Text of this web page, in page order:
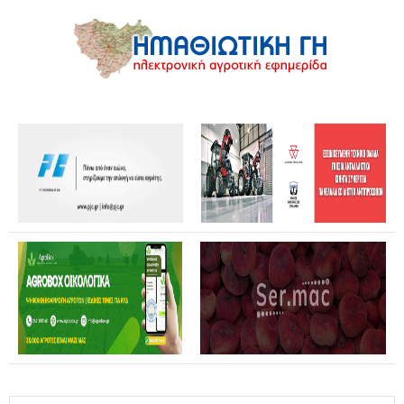
Καταστροφές από αγριογούρουνα: Ανοικτή επιστολή